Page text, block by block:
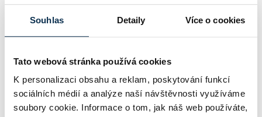
Souhlas Detaily Více o cookies
Tato webová stránka používá cookies
K personalizaci obsahu a reklam, poskytování funkcí
sociálních médií a analýze naší návštěvnosti využíváme
soubory cookie. Informace o tom, jak náš web používáte,
hypotéky, zatímco Raiffeisenbank
prodloužila slevu do 6.9.2026
růstu. UniCredit Bank od 27.7.2026 zvýšila hypoteční sazby
plošně o 0,1…